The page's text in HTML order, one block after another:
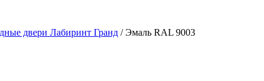
двери Лабиринт Гранд / Эмаль RAL 9003